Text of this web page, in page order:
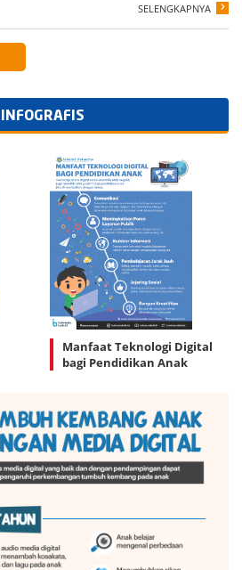
SELENGKAPNYA
INFOGRAFIS
Manfaat Teknologi Digital
bagi Pendidikan Anak